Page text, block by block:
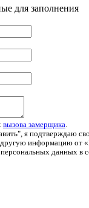
для заполнения
вызова замерщика.
я подтверждаю
другую информацию от
данных в